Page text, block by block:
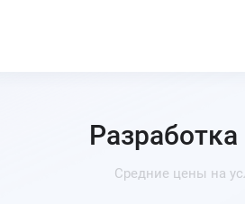
Средние цены на